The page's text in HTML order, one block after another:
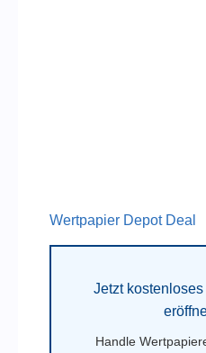
Wertpapier Depot Deal
Jetzt
Handle